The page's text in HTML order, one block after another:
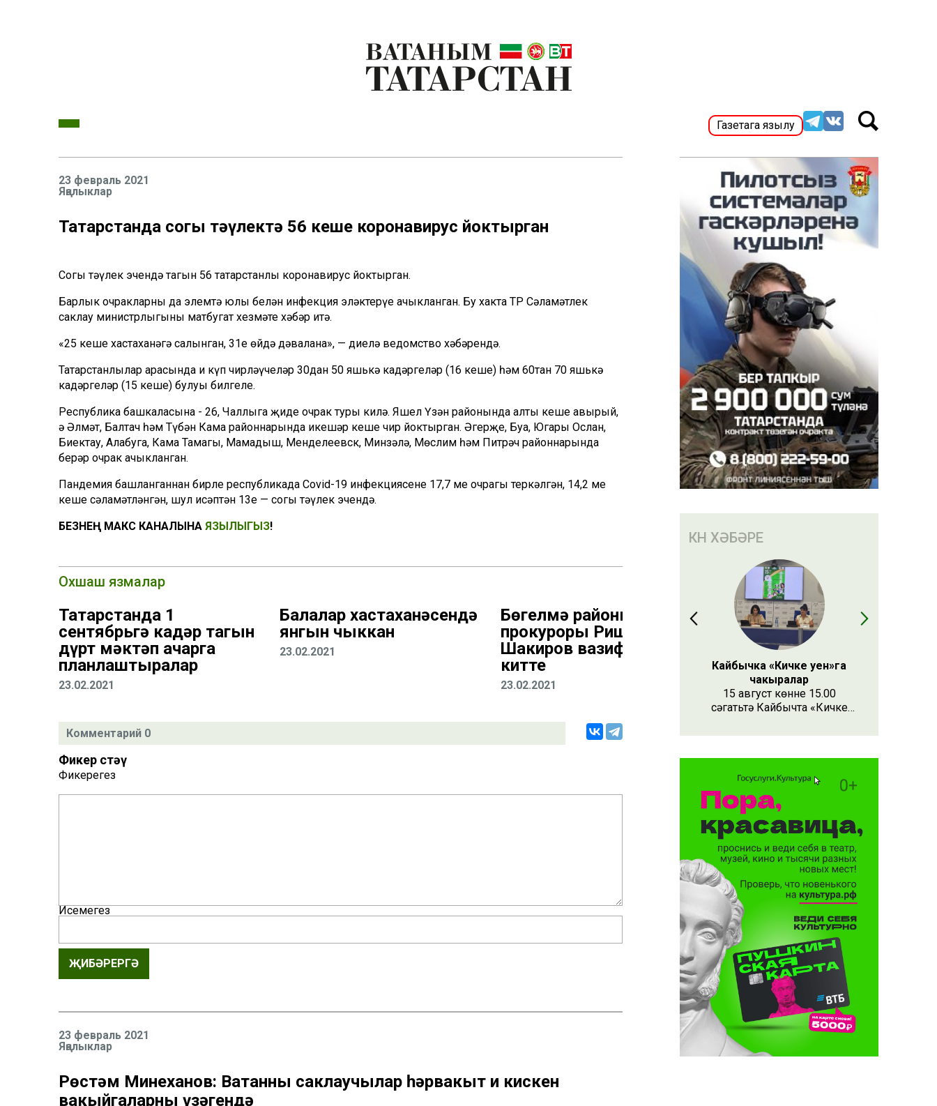
Газетага язылу
23 февраль 2021
Яңалыклар
Татарстанда соңгы тәүлектә 56 кеше коронавирус йоктырган
Соңгы тәүлек эчендә тагын 56 татарстанлы коронавирус йоктырган.
Барлык очракларның да элемтә юлы белән инфекция эләктерүе ачыкланган. Бу хакта ТР Сәламәтлек
саклау министрлыгының матбугат хезмәте хәбәр итә.
«25 кеше хастаханәгә салынган, 31е өйдә дәвалана», — диелә ведомство хәбәрендә.
Татарстанлылар арасында иң күп чирләүчеләр 30дан 50 яшькә кадәргеләр (16 кеше) һәм 60тан 70 яшькә
кадәргеләр (15 кеше) булуы билгеле.
Республика башкаласына - 26, Чаллыга җиде очрак туры килә. Яшел Үзән районында алты кеше авырый,
ә Әлмәт, Балтач һәм Түбән Кама районнарында икешәр кеше чир йоктырган. Әгерҗе, Буа, Югары Ослан,
Биектау, Алабуга, Кама Тамагы, Мамадыш, Менделеевск, Минзәлә, Мөслим һәм Питрәч районнарында
берәр очрак ачыкланган.
Пандемия башланганнан бирле республикада Covid-19 инфекциясенең 17,7 мең очрагы теркәлгән, 14,2 мең
кеше сәламәтләнгән, шул исәптән 13е — соңгы тәүлек эчендә.
БЕЗНЕҢ МАКС КАНАЛЫНА ЯЗЫЛЫГЫЗ!
Охшаш язмалар
Татарстанда 1
сентябрьгә кадәр тагын
дүрт мәктәп ачарга
планлаштыралар
23.02.2021
Балалар хастаханәсендә
янгын чыккан
23.02.2021
Бөгелмә районы
прокуроры Ришат
Шакиров вазифасыннан
китте
23.02.2021
Комментарий 0
Фикер өстәү
Фикерегез
Исемегез
ҖИБӘРЕРГӘ
23 февраль 2021
Яңалыклар
Рөстәм Миңнеханов: Ватанны саклаучылар һәрвакыт иң кискен
вакыйгаларның үзәгендә
КӨН ХӘБӘРЕ
Кайбычка «Кичке уен»га
чакыралар
15 август көнне 15.00
сәгатьтә Кайбычта «Кичке
узачак. Анда республиканың
күрше Чувашия, Мари Эл
республикаларыннан иҗат
коллективлары катнаша.